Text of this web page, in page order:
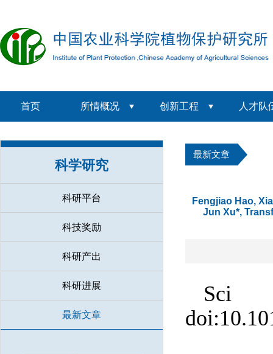
首页 所情概况 创新工程 人才队
科学研究
科研平台
科技奖励
科研产出
科研进展
最新文章
最新文章
Fengjiao Hao,
Jun Xu*,
Sci
doi: